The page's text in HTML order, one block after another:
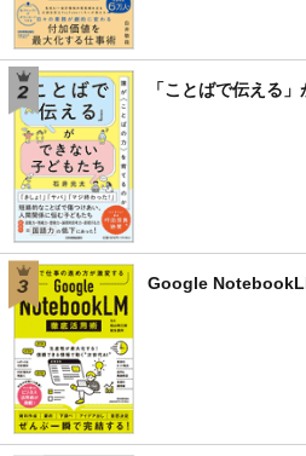
「ことばで伝える
Google